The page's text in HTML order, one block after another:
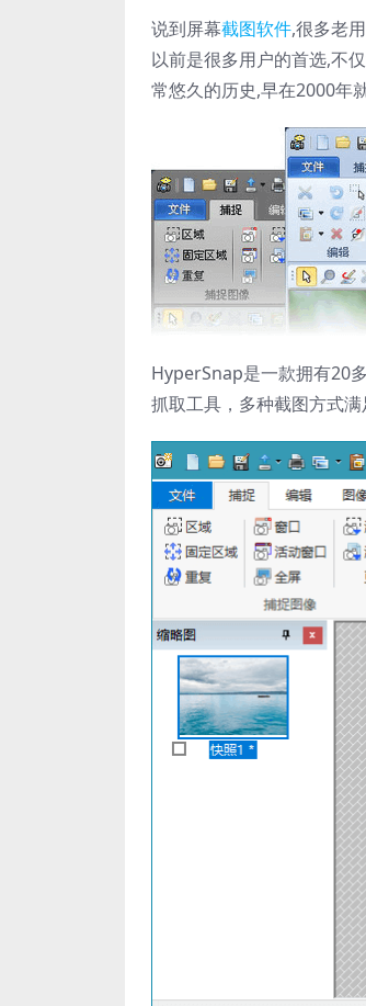
说到屏幕截图软件,很多老
以前是很多用户的首选,不
常悠久的历史,早在2000年
HyperSnap是一款拥有20
抓取工具，多种截图方式